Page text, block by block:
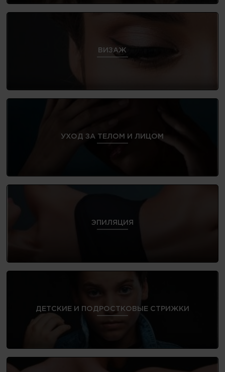
ВИЗАЖ
УХОД ЗА ТЕЛОМ И ЛИЦОМ
ЭПИЛЯЦИЯ
ДЕТСКИЕ И ПОДРОСТКОВЫЕ СТРИЖКИ